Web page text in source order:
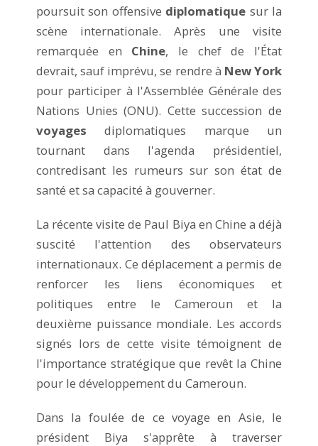
poursuit son offensive diplomatique sur la
scène internationale. Après une visite
remarquée en Chine, le chef de l'État
devrait, sauf imprévu, se rendre à New York
pour participer à l'Assemblée Générale des
Nations Unies (ONU). Cette succession de
voyages diplomatiques marque un
tournant dans l'agenda présidentiel,
contredisant les rumeurs sur son état de
santé et sa capacité à gouverner.
La récente visite de Paul Biya en Chine a déjà
suscité l'attention des observateurs
internationaux. Ce déplacement a permis de
renforcer les liens économiques et
politiques entre le Cameroun et la
deuxième puissance mondiale. Les accords
signés lors de cette visite témoignent de
l'importance stratégique que revêt la Chine
pour le développement du Cameroun.
Dans la foulée de ce voyage en Asie, le
président Biya s'apprête à traverser